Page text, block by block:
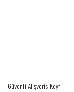
Güvenli Alışveriş Keyfi